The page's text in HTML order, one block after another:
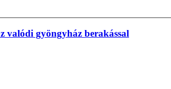
valódi gyöngyház berakással